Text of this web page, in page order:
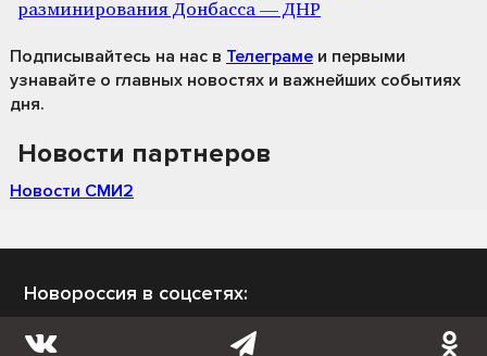
разминирования Донбасса — ДНР
Подписывайтесь на нас в Телеграме и первыми
узнавайте о главных новостях и важнейших событиях
дня.
Новости партнеров
Новости СМИ2
Новороссия в соцсетях: